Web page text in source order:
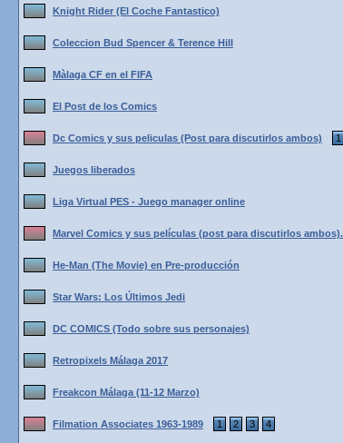
Knight Rider (El Coche Fantastico)
Coleccion Bud Spencer & Terence Hill
Màlaga CF en el FIFA
El Post de los Comics
Dc Comics y sus peliculas (Post para discutirlos ambos) 1
Juegos liberados
Liga Virtual PES - Juego manager online
Marvel Comics y sus películas (post para discutirlos ambos).
He-Man (The Movie) en Pre-producción
Star Wars: Los Últimos Jedi
DC COMICS (Todo sobre sus personajes)
Retropixels Málaga 2017
Freakcon Málaga (11-12 Marzo)
Filmation Associates 1963-1989 1 2 3 4